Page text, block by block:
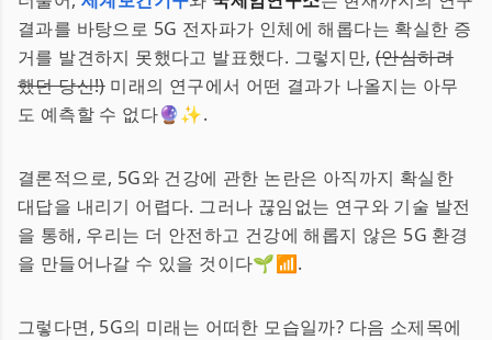
결과를 바탕으로 5G 전자파가 인체에 해롭다는 확실한 증
거를 발견하지 못했다고 발표했다. 그렇지만, (안심하려
했던 당신!)미래의 연구에서 어떤 결과가 나올지는 아무
도 예측할 수 없다🔮✨.
결론적으로, 5G와 건강에 관한 논란은 아직까지 확실한
대답을 내리기 어렵다. 그러나 끊임없는 연구와 기술 발전
을 통해, 우리는 더 안전하고 건강에 해롭지 않은 5G 환경
을 만들어나갈 수 있을 것이다🌱📶.
그렇다면, 5G의 미래는 어떠한 모습일까? 다음 소제목에